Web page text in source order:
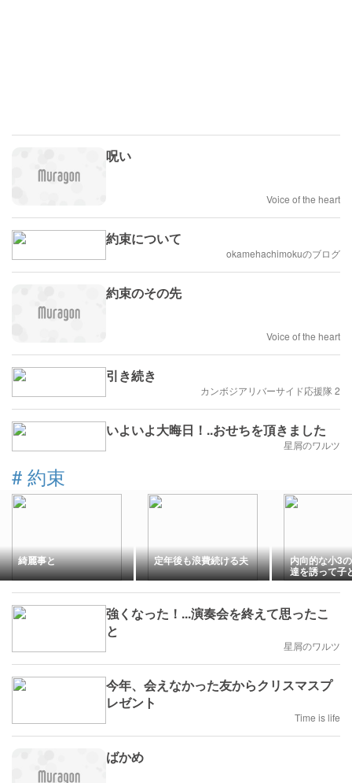
呪い
Voice of the heart
約束について
okamehachimokuのブログ
約束のその先
Voice of the heart
引き続き
カンボジアリバーサイド応援隊 2
いよいよ大晦日！..おせちを頂きました
星屑のワルツ
# 約束
綺麗事と 定年後も浪費続ける夫 内向的な小3
達を誘って子
けで遊びに行
強くなった！...演奏会を終えて思ったこ
と
星屑のワルツ
今年、会えなかった友からクリスマスプ
レゼント
Time is life
ばかめ